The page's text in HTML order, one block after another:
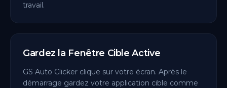
travail.
Gardez la Fenêtre Cible Active
GS Auto Clicker clique sur votre écran. Après le
démarrage gardez votre application cible comme